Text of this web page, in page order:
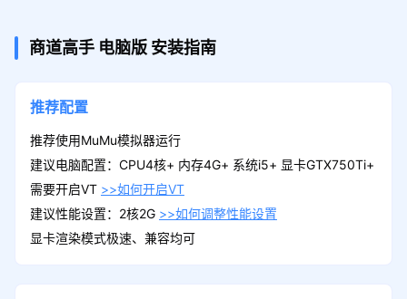
商道高手 电脑版 安装指南
推荐配置
推荐使用MuMu模拟器运行
建议电脑配置：CPU4核+ 内存4G+ 系统i5+ 显卡GTX750Ti+
需要开启VT >>如何开启VT
建议性能设置：2核2G >>如何调整性能设置
显卡渲染模式极速、兼容均可